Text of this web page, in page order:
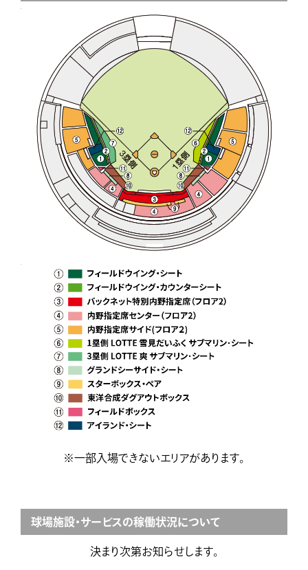
※一部入場できないエリアがあります。
球場施設・サービスの稼働状況について
決まり次第お知らせします。